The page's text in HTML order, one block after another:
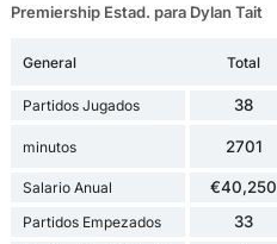
Premiership Estad. para Dylan Tait
General Total
Partidos Jugados 38
minutos 2701
Salario Anual €40,250
Partidos Empezados 33